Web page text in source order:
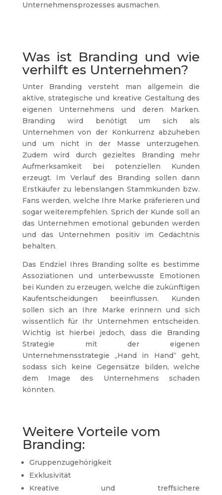
Unternehmensprozesses ausmachen.
Was ist Branding und wie
verhilft es Unternehmen?
Unter Branding versteht man allgemein die
aktive, strategische und kreative Gestaltung des
eigenen Unternehmens und deren Marken.
Branding wird benötigt um sich als
Unternehmen von der Konkurrenz abzuheben
und um nicht in der Masse unterzugehen.
Zudem wird durch gezieltes Branding mehr
Aufmerksamkeit bei potenziellen Kunden
erzeugt. Im Verlauf des Branding sollen dann
Erstkäufer zu lebenslangen Stammkunden bzw.
Fans werden, welche Ihre Marke präferieren und
sogar weiterempfehlen. Sprich der Kunde soll an
das Unternehmen emotional gebunden werden
und das Unternehmen positiv im Gedächtnis
behalten.
Das Endziel Ihres Branding sollte es bestimme
Assoziationen und unterbewusste Emotionen
bei Kunden zu erzeugen, welche die zukünftigen
Kaufentscheidungen beeinflussen. Kunden
sollen sich an Ihre Marke erinnern und sich
wissentlich für Ihr Unternehmen entscheiden.
Wichtig ist hierbei jedoch, dass die Branding
Strategie mit der eigenen
Unternehmensstrategie „Hand in Hand“ geht,
sodass sich keine Gegensätze bilden, welche
dem Image des Unternehmens schaden
könnten.
Weitere Vorteile vom
Branding:
Gruppenzugehörigkeit
Exklusivität
Kreative und treffsichere